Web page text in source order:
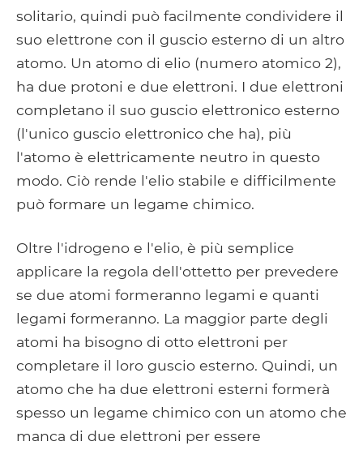
solitario, quindi può facilmente condividere il
suo elettrone con il guscio esterno di un altro
atomo. Un atomo di elio (numero atomico 2),
ha due protoni e due elettroni. I due elettroni
completano il suo guscio elettronico esterno
(l'unico guscio elettronico che ha), più
l'atomo è elettricamente neutro in questo
modo. Ciò rende l'elio stabile e difficilmente
può formare un legame chimico.
Oltre l'idrogeno e l'elio, è più semplice
applicare la regola dell'ottetto per prevedere
se due atomi formeranno legami e quanti
legami formeranno. La maggior parte degli
atomi ha bisogno di otto elettroni per
completare il loro guscio esterno. Quindi, un
atomo che ha due elettroni esterni formerà
spesso un legame chimico con un atomo che
manca di due elettroni per essere